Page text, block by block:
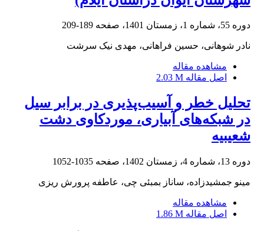
دوره 55، شماره 1، زمستان 1401، صفحه 189-209
نادر شوهانی، حسین فراهانی، مهدی نیک سرشت
مشاهده مقاله
اصل مقاله 2.03 M
تحلیل خطر و آسیب‌پذیری در برابر سیل
در شبکه‌های آبیاری، موردکاوی دشت
شعیبیه
دوره 13، شماره 4، زمستان 1402، صفحه 1035-1052
مینو جمشیدزاده، ساناز بمبئی چی، عاطفه پرورش ریزی
مشاهده مقاله
اصل مقاله 1.86 M